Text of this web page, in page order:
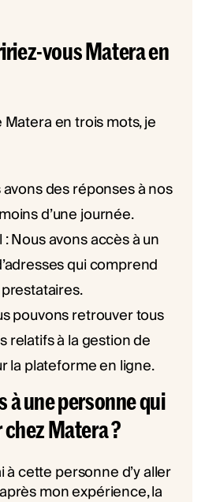
vous Matera en
en trois mots, je
des réponses à nos
d’une journée.
Nous avons accès à un
qui comprend
pouvons retrouver tous
relatifs à la gestion de
la plateforme en ligne.
à une personne qui
Matera ?
cette personne d’y aller
mon expérience, la